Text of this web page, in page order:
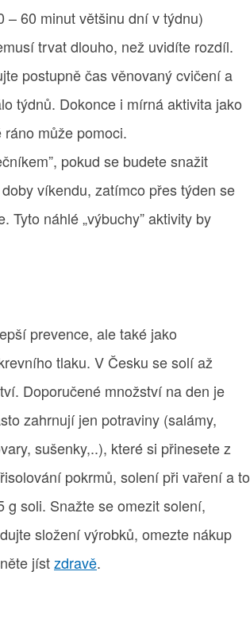
– 60 minut většinu dní v týdnu)
trvat dlouho, než uvidíte rozdíl.
postupně čas věnovaný cvičení a
týdnů. Dokonce i mírná aktivita jako
ráno může pomoci.
pokud se budete snažit
víkendu, zatímco přes týden se
Tyto náhlé „výbuchy” aktivity by
prevence, ale také jako
tlaku. V Česku se solí až
Doporučené množství na den je
zahrnují jen potraviny (salámy,
sušenky,..), které si přinesete z
pokrmů, solení při vaření a to
g soli. Snažte se omezit solení,
složení výrobků, omezte nákup
jístzdravě.